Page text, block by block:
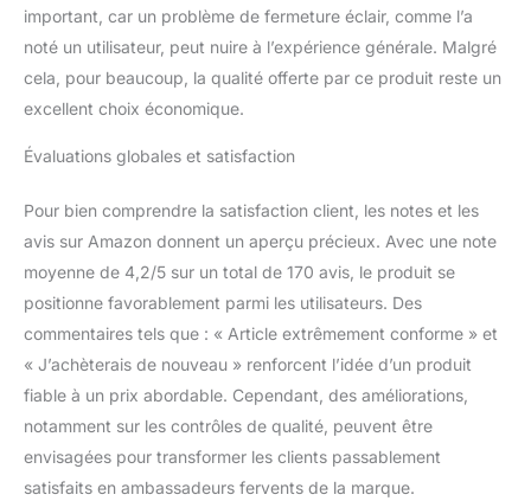
respirante sous les bras
peut rapidement évacuer
la transpiration et garder
votre corps toujours au
important, car un problème de fermeture éclair, comme l’a
noté un utilisateur, peut nuire à l’expérience générale. Malgré
cela, pour beaucoup, la qualité offerte par ce produit reste un
excellent choix économique.
Évaluations globales et satisfaction
Pour bien comprendre la satisfaction client, les notes et les
avis sur Amazon donnent un aperçu précieux. Avec une note
moyenne de 4,2/5 sur un total de 170 avis, le produit se
positionne favorablement parmi les utilisateurs. Des
commentaires tels que : « Article extrêmement conforme » et
« J’achèterais de nouveau » renforcent l’idée d’un produit
fiable à un prix abordable. Cependant, des améliorations,
notamment sur les contrôles de qualité, peuvent être
envisagées pour transformer les clients passablement
satisfaits en ambassadeurs fervents de la marque.